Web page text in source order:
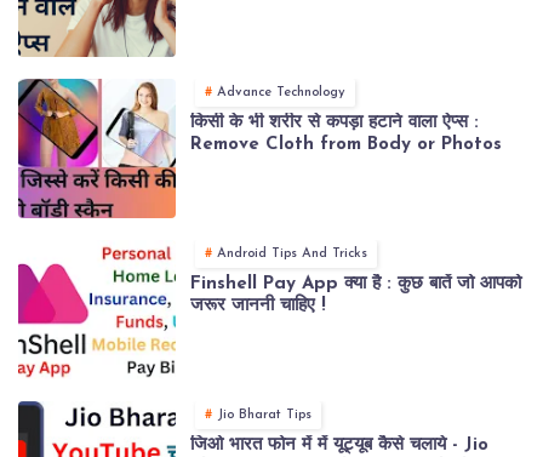
Advance Technology
किसी के भी शरीर से कपड़ा हटाने वाला ऐप्स :
Remove Cloth from Body or Photos
Android Tips And Tricks
Finshell Pay App क्या है : कुछ बातें जो आपको
जरूर जाननी चाहिए !
Jio Bharat Tips
जिओ भारत फोन में में यूट्यूब कैसे चलाये - Jio